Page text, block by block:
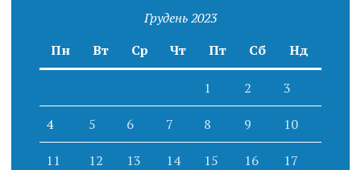
Грудень 2023
Пн
Вт Ср Чт Пт Сб Нд
1 2 3
4 5 6 7 8 9 10
11 12 13 14 15 16 17